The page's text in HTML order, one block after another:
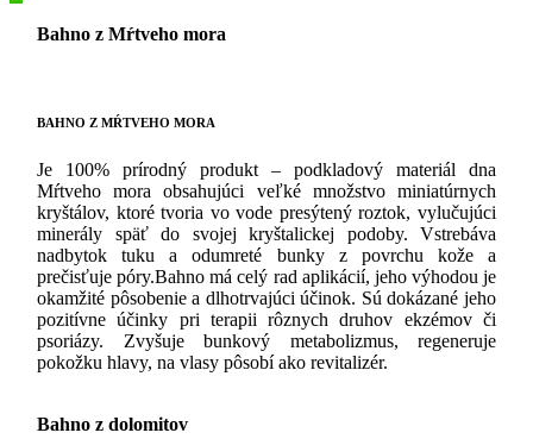
Bahno z Mŕtveho mora
BAHNO Z MŔTVEHO MORA
Je 100% prírodný produkt – podkladový materiál dna
Mŕtveho mora obsahujúci veľké množstvo miniatúrnych
kryštálov, ktoré tvoria vo vode presýtený roztok, vylučujúci
minerály späť do svojej kryštalickej podoby. Vstrebáva
nadbytok tuku a odumreté bunky z povrchu kože a
prečisťuje póry.Bahno má celý rad aplikácií, jeho výhodou je
okamžité pôsobenie a dlhotrvajúci účinok. Sú dokázané jeho
pozitívne účinky pri terapii rôznych druhov ekzémov či
psoriázy. Zvyšuje bunkový metabolizmus, regeneruje
pokožku hlavy, na vlasy pôsobí ako revitalizér.
Bahno z dolomitov